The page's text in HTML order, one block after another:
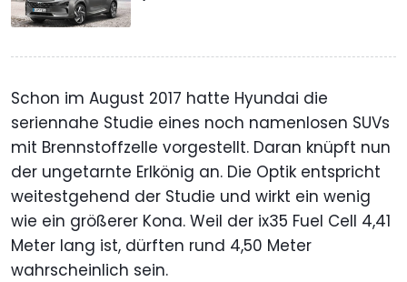
Schon im August 2017 hatte Hyundai die
seriennahe Studie eines noch namenlosen SUVs
mit Brennstoffzelle vorgestellt. Daran knüpft nun
der ungetarnte Erlkönig an. Die Optik entspricht
weitestgehend der Studie und wirkt ein wenig
wie ein größerer Kona. Weil der ix35 Fuel Cell 4,41
Meter lang ist, dürften rund 4,50 Meter
wahrscheinlich sein.